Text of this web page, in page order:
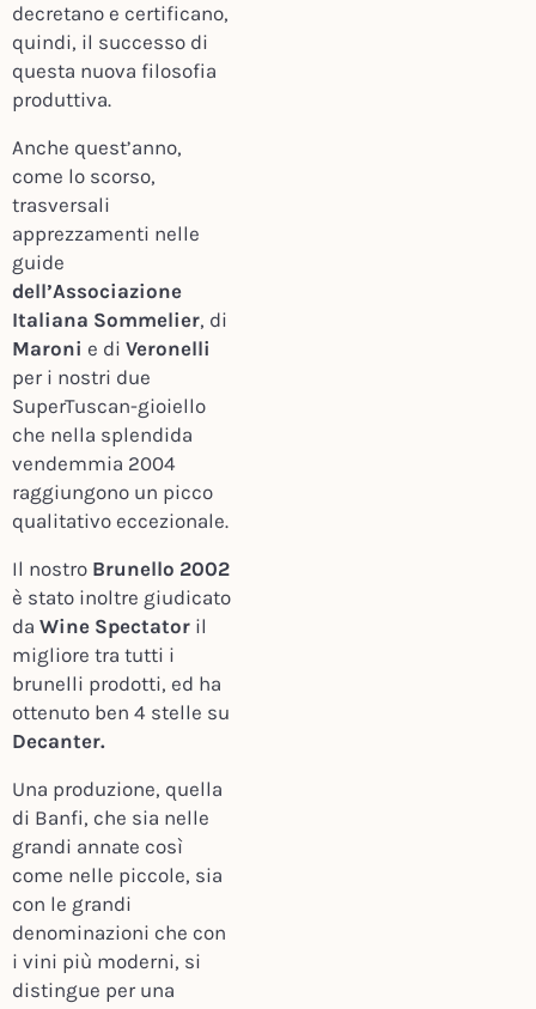
decretano e certificano,
quindi, il successo di
questa nuova filosofia
produttiva.
Anche quest’anno,
come lo scorso,
trasversali
apprezzamenti nelle
guide
dell’Associazione
Italiana Sommelier, di
Maroni e di Veronelli
per i nostri due
SuperTuscan-gioiello
che nella splendida
vendemmia 2004
raggiungono un picco
qualitativo eccezionale.
Il nostroBrunello 2002
è stato inoltre giudicato
da Wine Spectatoril
migliore tra tutti i
brunelli prodotti, ed ha
ottenuto ben 4 stelle su
Decanter.
Una produzione, quella
di Banfi, che sia nelle
grandi annate così
come nelle piccole, sia
con le grandi
denominazioni che con
i vini più moderni, si
distingue per una